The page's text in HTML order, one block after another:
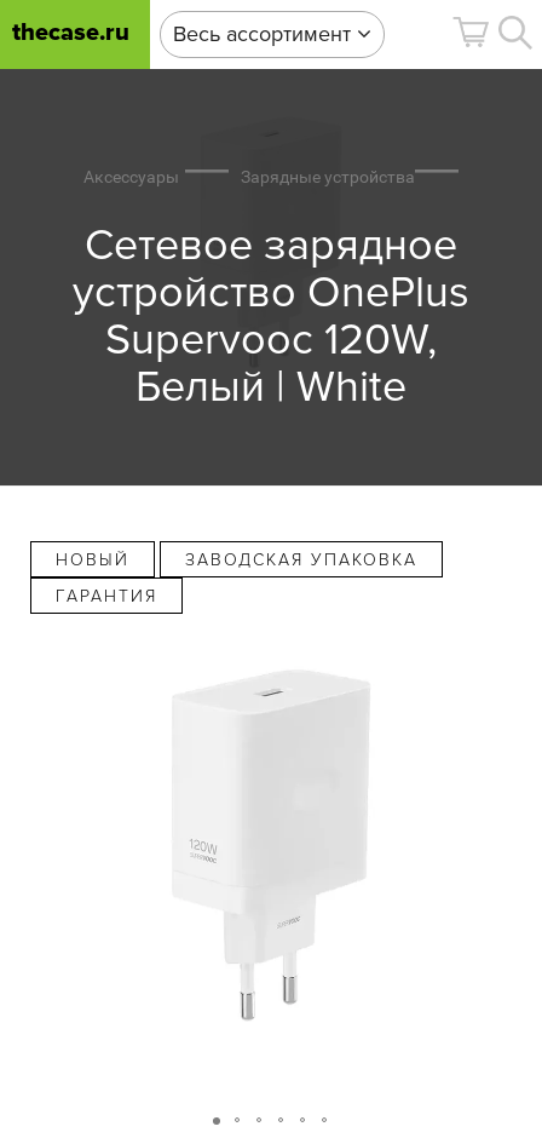
thecase.ru Весь ассортимент
Аксессуары Зарядные устройства
Сетевое зарядное
устройство OnePlus
Supervooc 120W,
Белый | White
НОВЫЙ
ЗАВОДСКАЯ УПАКОВКА
ГАРАНТИЯ